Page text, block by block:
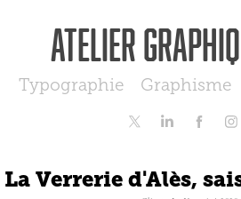
Atelier
Typographie Graphisme
La Verrerie d'Alès,